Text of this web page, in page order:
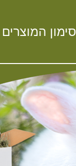
סימון המוצרים